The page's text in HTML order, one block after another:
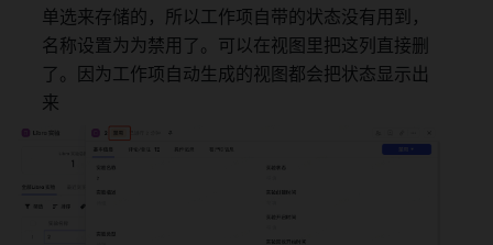
单选来存储的，所以工作项自带的状态没有用到，
名称设置为为禁用了。可以在视图里把这列直接删
了。因为工作项自动生成的视图都会把状态显示出
来